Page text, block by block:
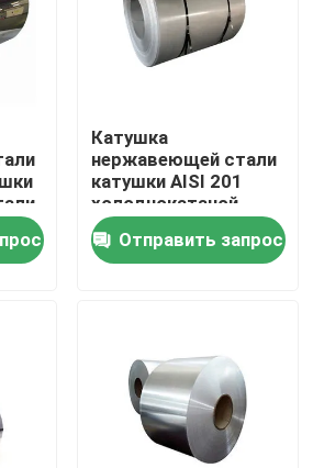
стали
Катушка
нержавеющей стали
катушки AISI 201
холоднокатаной
стали и стальные
листы катушки
Отправить запрос